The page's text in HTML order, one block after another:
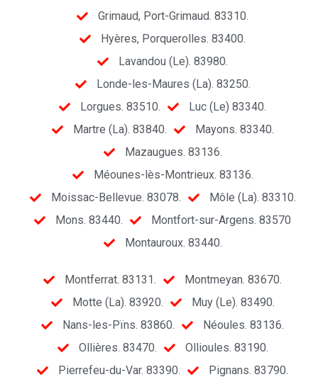
Grimaud, Port-Grimaud. 83310.
Hyères, Porquerolles. 83400.
Lavandou (Le). 83980.
Londe-les-Maures (La). 83250.
Lorgues. 83510.
Luc (Le) 83340.
Martre (La). 83840.
Mayons. 83340.
Mazaugues. 83136.
Méounes-lès-Montrieux. 83136.
Moissac-Bellevue. 83078.
Môle (La). 83310.
Mons. 83440.
Montfort-sur-Argens. 83570
Montauroux. 83440.
Montferrat. 83131.
Montmeyan. 83670.
Motte (La). 83920.
Muy (Le). 83490.
Nans-les-Pïns. 83860.
Néoules. 83136.
Ollières. 83470.
Ollioules. 83190.
Pierrefeu-du-Var. 83390.
Pignans. 83790.